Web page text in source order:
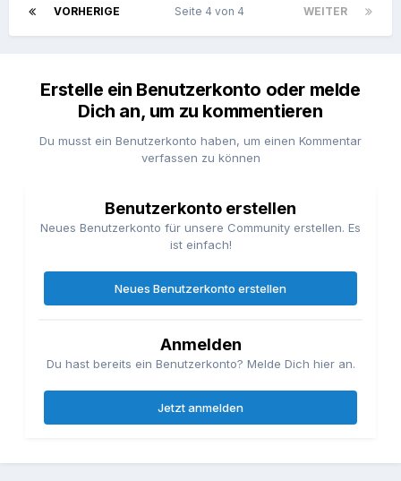
VORHERIGE WEITER
Seite 4 von 4
Erstelle ein Benutzerkonto oder melde
Dich an, um zu kommentieren
Du musst ein Benutzerkonto haben, um einen Kommentar
verfassen zu können
Benutzerkonto erstellen
Neues Benutzerkonto für unsere Community erstellen. Es
ist einfach!
Neues Benutzerkonto erstellen
Anmelden
Du hast bereits ein Benutzerkonto? Melde Dich hier an.
Jetzt anmelden